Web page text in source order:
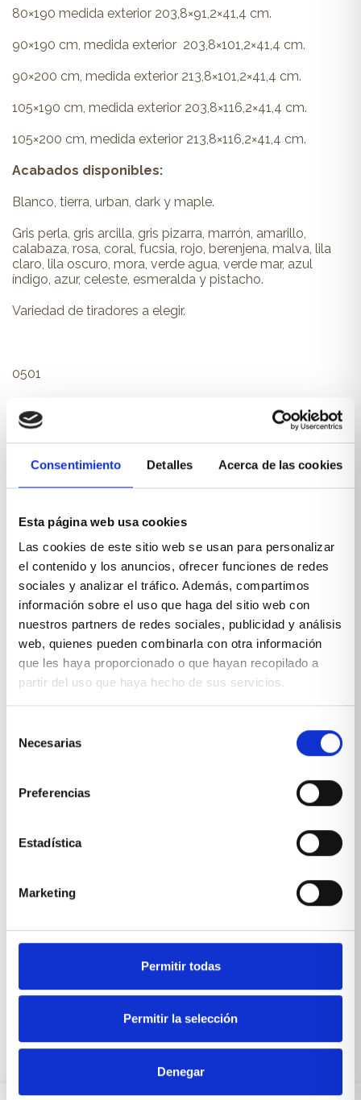
Consentimiento Detalles Acerca de las cookies
Esta página web usa cookies
Las cookies de este sitio web se usan para personalizar
el contenido y los anuncios, ofrecer funciones de redes
sociales y analizar el tráfico. Además, compartimos
información sobre el uso que haga del sitio web con
nuestros partners de redes sociales, publicidad y análisis
web, quienes pueden combinarla con otra información
que les haya proporcionado o que hayan recopilado a
partir del uso que haya hecho de sus servicios.
Necesarias
Preferencias
Estadística
Marketing
Permitir todas
Permitir la selección
Denegar
80×190 medida exterior 203,8×91,2×41,4 cm.
90×190 cm, medida exterior 203,8×101,2×41,4 cm.
90×200 cm, medida exterior 213,8×101,2×41,4 cm.
105×190 cm, medida exterior 203,8×116,2×41,4 cm.
105×200 cm, medida exterior 213,8×116,2×41,4 cm.
Acabados disponibles:
Blanco, tierra, urban, dark y maple.
Gris perla, gris arcilla, gris pizarra, marrón, amarillo,
calabaza, rosa, coral, fucsia, rojo, berenjena, malva, lila
claro, lila oscuro, mora, verde agua, verde mar, azul
índigo, azur, celeste, esmeralda y pistacho.
Variedad de tiradores a elegir.
0501
Perfecto para:
Un dormitorio juvenil.
PRODUCTOS RELACIONADOS
También te pueden interesar...
Habitación juvenil romántica